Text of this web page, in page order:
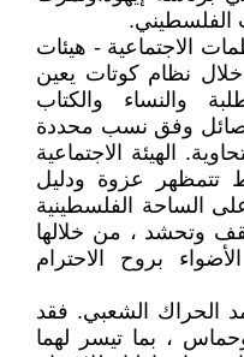
الفلسطيني.
الاجتماعية - هيئات
نظام كوتات يعين
والنساء والكتاب
وفق نسب محددة
الهيئة الاجتماعية
تتمظهر عزوة ودليل
الساحة الفلسطينية
وتحشد ، من خلالها
بروح الاحترام
الحراك الشعبي. فقد
، بما تيسر لهما